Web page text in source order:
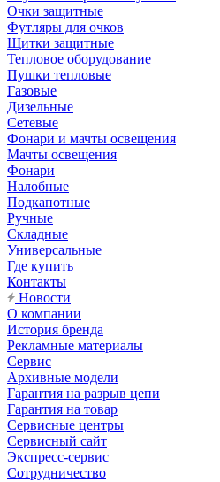
Очки защитные
Футляры для очков
Щитки защитные
Тепловое оборудование
Пушки тепловые
Газовые
Дизельные
Сетевые
Фонари и мачты освещения
Мачты освещения
Фонари
Налобные
Подкапотные
Ручные
Складные
Универсальные
Где купить
Контакты
Новости
О компании
История бренда
Рекламные материалы
Сервис
Архивные модели
Гарантия на разрыв цепи
Гарантия на товар
Сервисные центры
Сервисный сайт
Экспресс-сервис
Сотрудничество